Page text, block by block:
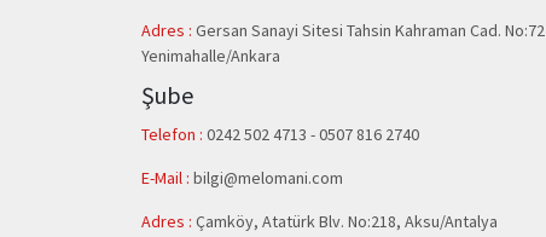
Adres : Gersan Sanayi Sitesi Tahsin Kahraman Cad. No:72
Yenimahalle/Ankara
Şube
Telefon : 0242 502 4713 - 0507 816 2740
E-Mail : bilgi@melomani.com
Adres : Çamköy, Atatürk Blv. No:218, Aksu/Antalya